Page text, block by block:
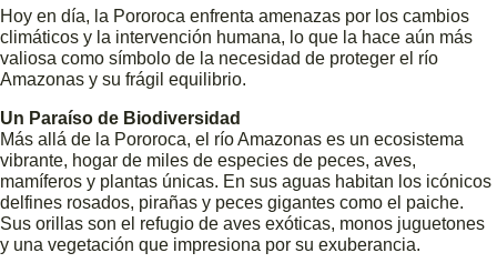
Hoy en día, la Pororoca enfrenta amenazas por los cambios
climáticos y la intervención humana, lo que la hace aún más
valiosa como símbolo de la necesidad de proteger el río
Amazonas y su frágil equilibrio.
Un Paraíso de Biodiversidad
Más allá de la Pororoca, el río Amazonas es un ecosistema
vibrante, hogar de miles de especies de peces, aves,
mamíferos y plantas únicas. En sus aguas habitan los icónicos
delfines rosados, pirañas y peces gigantes como el paiche.
Sus orillas son el refugio de aves exóticas, monos juguetones
y una vegetación que impresiona por su exuberancia.